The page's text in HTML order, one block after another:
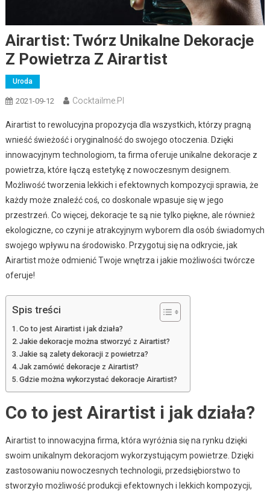
Airartist: Twórz Unikalne Dekoracje
Z Powietrza Z Airartist
Uroda
2021-09-12 Cocktailme.pl
Airartist to rewolucyjna propozycja dla wszystkich, którzy pragną
wnieść świeżość i oryginalność do swojego otoczenia. Dzięki
innowacyjnym technologiom, ta firma oferuje unikalne dekoracje z
powietrza, które łączą estetykę z nowoczesnym designem.
Możliwość tworzenia lekkich i efektownych kompozycji sprawia, że
każdy może znaleźć coś, co doskonale wpasuje się w jego
przestrzeń. Co więcej, dekoracje te są nie tylko piękne, ale również
ekologiczne, co czyni je atrakcyjnym wyborem dla osób świadomych
swojego wpływu na środowisko. Przygotuj się na odkrycie, jak
Airartist może odmienić Twoje wnętrza i jakie możliwości twórcze
oferuje!
Spis treści
Co to jest Airartist i jak działa?
Jakie dekoracje można stworzyć z Airartist?
Jakie są zalety dekoracji z powietrza?
Jak zamówić dekoracje z Airartist?
Gdzie można wykorzystać dekoracje Airartist?
Co to jest Airartist i jak działa?
Airartist to innowacyjna firma, która wyróżnia się na rynku dzięki
swoim unikalnym dekoracjom wykorzystującym powietrze. Dzięki
zastosowaniu nowoczesnych technologii, przedsiębiorstwo to
stworzyło możliwość produkcji efektownych i lekkich kompozycji,